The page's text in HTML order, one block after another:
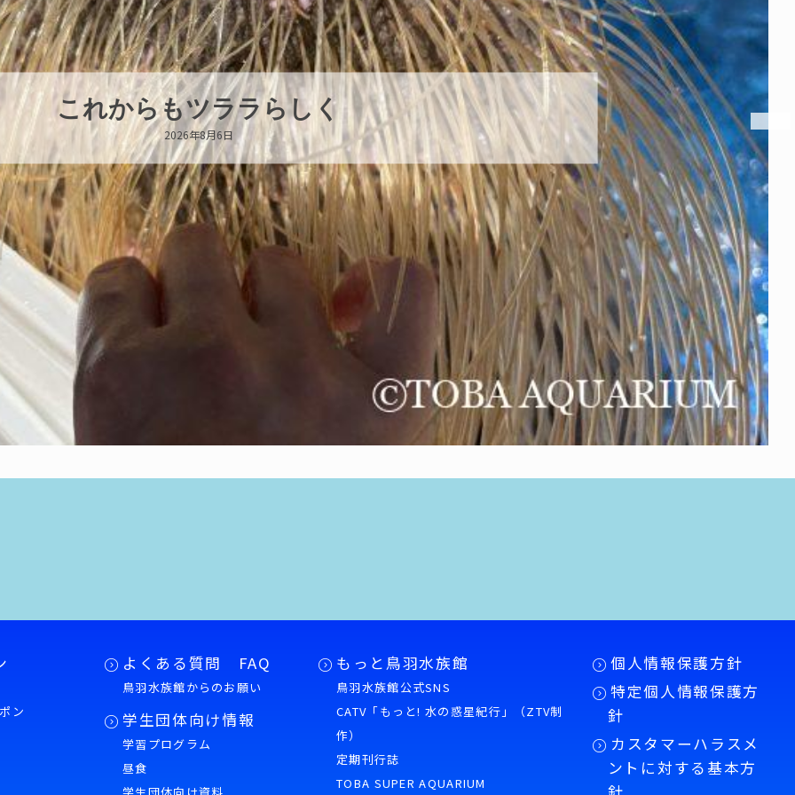
ハロー’s Birthday!!!
2026年8月6日
ン
よくある質問 FAQ
鳥羽水族館からのお願い
学生団体向け情報
学習プログラム
昼食
もっと鳥羽水族館
鳥羽水族館公式SNS
CATV「もっと! 水の惑星紀行」（ZTV制
作）
定期刊行誌
TOBA SUPER AQUARIUM
個人情報保護方針
特定個人情報保護方
針
カスタマーハラスメ
ントに対する基本方